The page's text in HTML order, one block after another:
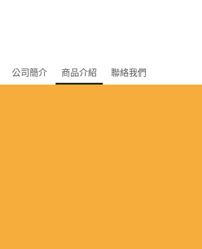
公司簡介 商品介紹 聯絡我們